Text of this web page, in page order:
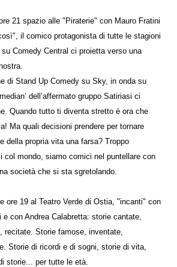
21 spazio alle "Piraterie" con Mauro Fratini
il comico protagonista di tutte le stagioni
su Comedy Central ci proietta verso una
di Stand Up Comedy su Sky, in onda su
dell’affermato gruppo Satiriasi ci
Quando tutto ti diventa stretto è ora che
Ma quali decisioni prendere per tornare
della propria vita una farsa? Troppo
col mondo, siamo comici nel puntellare con
società che si sta sgretolando.
ore 19 al Teatro Verde di Ostia, "incanti" con
con Andrea Calabretta: storie cantate,
recitate. Storie famose, inventate,
Storie di ricordi e di sogni, storie di vita,
storie... per tutte le età.